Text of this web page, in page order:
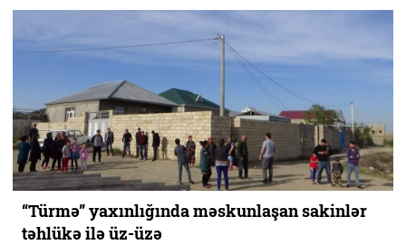
“Türmə” yaxınlığında məskunlaşan sakinlər
təhlükə ilə üz-üzə